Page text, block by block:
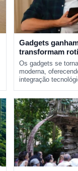
Gadgets
transformam
praticidade
Os gadgets se
moderna,
integração